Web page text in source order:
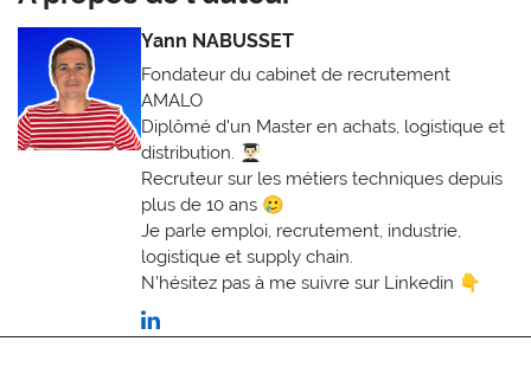
Yann NABUSSET
Fondateur du cabinet de recrutement
AMALO
Diplômé d'un Master en achats, logistique et
distribution. 👨🏻‍🎓
Recruteur sur les métiers techniques depuis
plus de 10 ans 🥲
Je parle emploi, recrutement, industrie,
logistique et supply chain.
N'hésitez pas à me suivre sur Linkedin 👇